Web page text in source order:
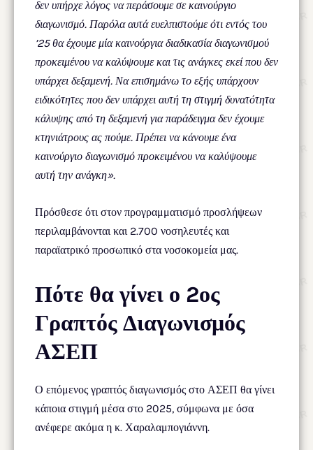
δεν υπήρχε λόγος να περάσουμε σε καινούργιο
διαγωνισμό. Παρόλα αυτά ευελπιστούμε ότι εντός του
’25 θα έχουμε μία καινούργια διαδικασία διαγωνισμού
προκειμένου να καλύψουμε και τις ανάγκες εκεί που δεν
υπάρχει δεξαμενή. Να επισημάνω το εξής υπάρχουν
ειδικότητες που δεν υπάρχει αυτή τη στιγμή δυνατότητα
κάλυψης από τη δεξαμενή για παράδειγμα δεν έχουμε
κτηνιάτρους ας πούμε. Πρέπει να κάνουμε ένα
καινούργιο διαγωνισμό προκειμένου να καλύψουμε
αυτή την ανάγκη».
Πρόσθεσε ότι στον προγραμματισμό προσλήψεων
περιλαμβάνονται και 2.700 νοσηλευτές και
παραϊατρικό προσωπικό στα νοσοκομεία μας.
Πότε θα γίνει ο 2ος
Γραπτός Διαγωνισμός
ΑΣΕΠ
Ο επόμενος γραπτός διαγωνισμός στο ΑΣΕΠ θα γίνει
κάποια στιγμή μέσα στο 2025, σύμφωνα με όσα
ανέφερε ακόμα η κ. Χαραλαμπογιάννη.